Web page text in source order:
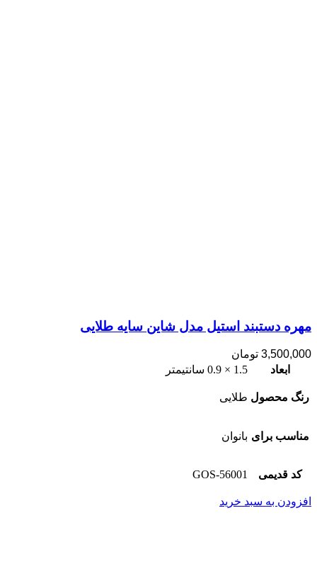
مهره دستبند استیل مدل شاین سایه طلایی
3,500,000 تومان
ابعاد
1.5 × 0.9 سانتیمتر
رنگ محصول طلایی
مناسب برای بانوان
کد قدیمی 56001-GOS
افزودن به سبد خرید